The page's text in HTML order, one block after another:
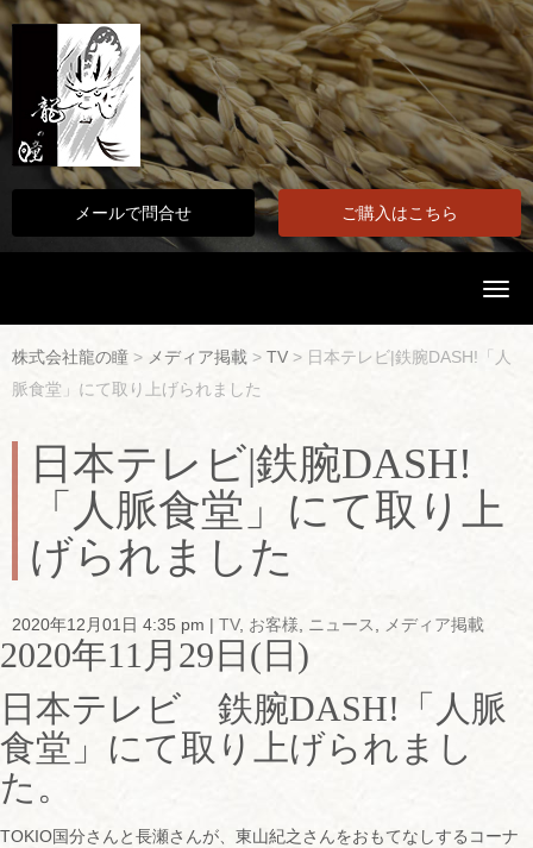
メールで問合せ ご購入はこちら
N
v
g
株式会社龍の瞳 > メディア掲載 > TV > 日本テレビ|鉄腕DASH!「人
脈食堂」にて取り上げられました
日本テレビ|鉄腕DASH!
「人脈食堂」にて取り上
げられました
2020年12月01日 4:35 pm TV, お客様 ニュース メディア掲載
2020年11月29日(日)
日本テレビ 鉄腕DASH!「人脈
食堂」にて取り上げられまし
た。
TOKIO国分さんと長瀬さんが、東山紀之さんをおもてなしするコーナ